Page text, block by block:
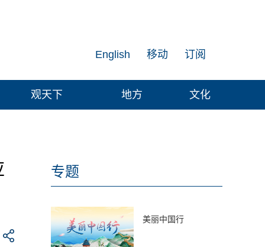
订阅
移动
English
观天下 地方 文化
专题
美丽中国行